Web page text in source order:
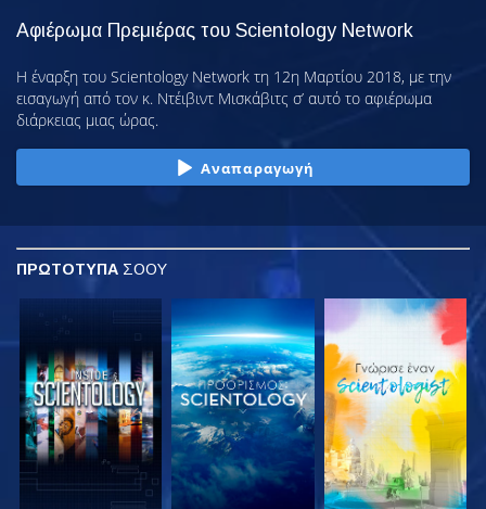
Αφιέρωμα Πρεμιέρας του Scientology Network
Η έναρξη του Scientology Network τη 12η Μαρτίου 2018, με την
εισαγωγή από τον κ. Ντέιβιντ Μισκάβιτς σ’ αυτό το αφιέρωμα
διάρκειας μιας ώρας.
Αναπαραγωγή
ΠΡΩΤΟΤΥΠΑ ΣΟΟΥ